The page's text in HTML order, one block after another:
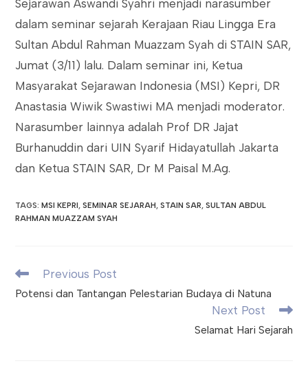
Sejarawan Aswandi Syahri menjadi narasumber
dalam seminar sejarah Kerajaan Riau Lingga Era
Sultan Abdul Rahman Muazzam Syah di STAIN SAR,
Jumat (3/11) lalu. Dalam seminar ini, Ketua
Masyarakat Sejarawan Indonesia (MSI) Kepri, DR
Anastasia Wiwik Swastiwi MA menjadi moderator.
Narasumber lainnya adalah Prof DR Jajat
Burhanuddin dari UIN Syarif Hidayatullah Jakarta
dan Ketua STAIN SAR, Dr M Paisal M.Ag.
TAGS:MSI KEPRI, SEMINAR SEJARAH, STAIN SAR, SULTAN ABDUL
RAHMAN MUAZZAM SYAH
Read
articles
Previous Post
Potensi dan Tantangan Pelestarian Budaya di Natuna
Next Post
Selamat Hari Sejarah